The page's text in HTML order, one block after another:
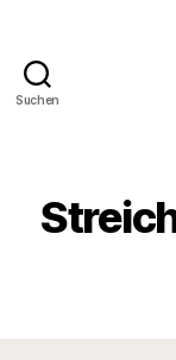
Suchen